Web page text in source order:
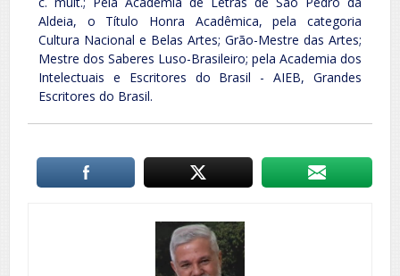
Aldeia, o Título Honra Acadêmica, pela categoria
Cultura Nacional e Belas Artes; Grão-Mestre das Artes;
Mestre dos Saberes Luso-Brasileiro; pela Academia dos
Intelectuais e Escritores do Brasil - AIEB, Grandes
Escritores do Brasil.